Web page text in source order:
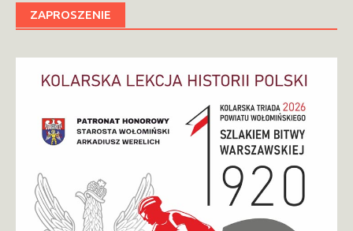
ZAPROSZENIE